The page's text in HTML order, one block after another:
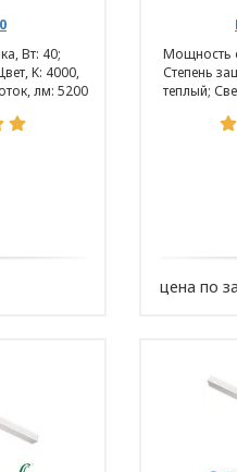
Вт: 40;
K: 4000,
лм: 5200
Мощность
Степень
теплый;
цена по
требования к